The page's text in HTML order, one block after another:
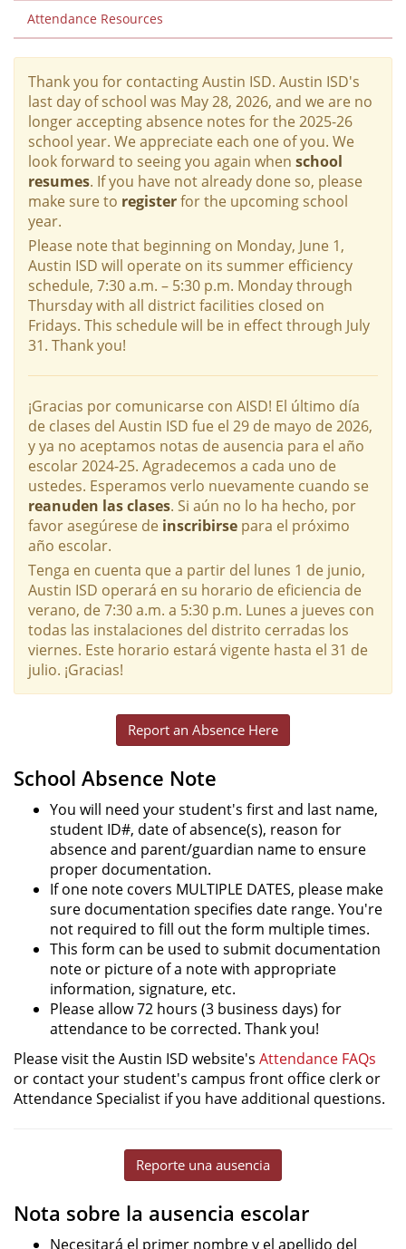
Attendance Resources
Thank you for contacting Austin ISD. Austin ISD's
last day of school was May 28, 2026, and we are no
longer accepting absence notes for the 2025-26
school year. We appreciate each one of you. We
look forward to seeing you again when school
resumes. If you have not already done so, please
make sure to registerfor the upcoming school
year.
Please note that beginning on Monday, June 1,
Austin ISD will operate on its summer efficiency
schedule, 7:30 a.m. – 5:30 p.m. Monday through
Thursday with all district facilities closed on
Fridays. This schedule will be in effect through July
31. Thank you!
¡Gracias por comunicarse con AISD! El último día
de clases del Austin ISD fue el 29 de mayo de 2026,
y ya no aceptamos notas de ausencia para el año
escolar 2024-25. Agradecemos a cada uno de
ustedes. Esperamos verlo nuevamente cuando se
reanuden las clases. Si aún no lo ha hecho, por
favor asegúrese de inscribirse para el próximo
año escolar.
Tenga en cuenta que a partir del lunes 1 de junio,
Austin ISD operará en su horario de eficiencia de
verano, de 7:30 a.m. a 5:30 p.m. Lunes a jueves con
todas las instalaciones del distrito cerradas los
viernes. Este horario estará vigente hasta el 31 de
julio. ¡Gracias!
Report an Absence Here
School Absence Note
You will need your student's first and last name,
student ID#, date of absence(s), reason for
absence and parent/guardian name to ensure
proper documentation.
If one note covers MULTIPLE DATES, please make
sure documentation specifies date range. You're
not required to fill out the form multiple times.
This form can be used to submit documentation
note or picture of a note with appropriate
information, signature, etc.
Please allow 72 hours (3 business days) for
attendance to be corrected. Thank you!
Please visit the Austin ISD website's Attendance FAQs
or contact your student's campus front office clerk or
Attendance Specialist if you have additional questions.
Reporte una ausencia
Nota sobre la ausencia escolar
Necesitará el primer nombre y el apellido del